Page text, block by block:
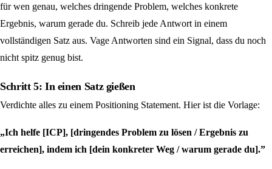
für wen genau, welches dringende Problem, welches konkrete
Ergebnis, warum gerade du. Schreib jede Antwort in einem
vollständigen Satz aus. Vage Antworten sind ein Signal, dass du noch
nicht spitz genug bist.
Schritt 5: In einen Satz gießen
Verdichte alles zu einem Positioning Statement. Hier ist die Vorlage:
„Ich helfe [ICP], [dringendes Problem zu lösen / Ergebnis zu
erreichen], indem ich [dein konkreter Weg / warum gerade du].”